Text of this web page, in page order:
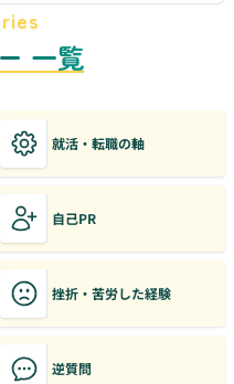
一覧
就活・転職の軸
自己PR
挫折・苦労した経験
逆質問